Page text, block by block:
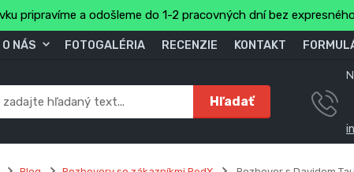
pripravíme a odošleme do 1-2 pracovných dní bez
O NÁS FOTOGALÉRIA RECENZIE KONTAKT
Hľadať